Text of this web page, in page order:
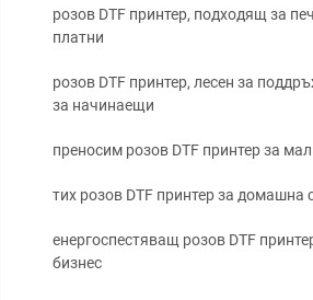
розов DTF принтер, подходящ за
платни
розов DTF принтер, лесен за
за начинаещи
преносим розов DTF принтер за
тих розов DTF принтер за домашна
енергоспестяващ розов DTF
бизнес